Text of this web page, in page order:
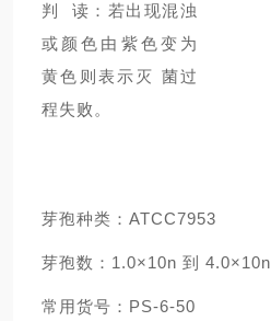
判 读：若出现混浊
或颜色由紫色变为
黄色则表示灭 菌过
程失败。
芽孢种类：ATCC7953
芽孢数：1.0×10n 到 4.0×10n
常用货号：PS-6-50